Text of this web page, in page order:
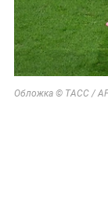
Обложка © ТАСС /